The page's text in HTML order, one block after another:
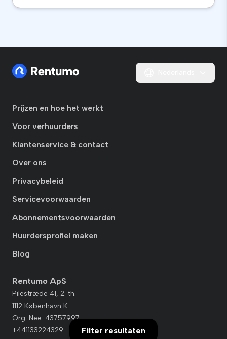
Filter resultaten
Prijzen en hoe het werkt
Voor verhuurders
Klantenservice & contact
Over ons
Privacybeleid
Servicevoorwaarden
Abonnementsvoorwaarden
Huurdersprofiel maken
Blog
Rentumo ApS
Pilestræde 41, 2. th.
1112 København K
Org. Nee. 43757997
+441133224329